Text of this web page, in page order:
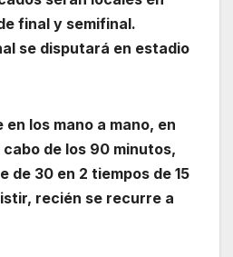
final y semifinal.
se disputará en estadio
en los mano a mano, en
de los 90 minutos,
de 30 en 2 tiempos de 15
recién se recurre a